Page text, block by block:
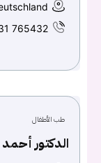
765432
طب الأطفال
الدكتور